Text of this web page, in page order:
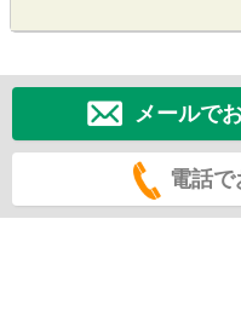
メールで
電話